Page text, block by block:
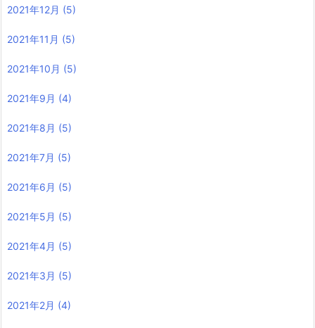
2021年12月 (5)
2021年11月 (5)
2021年10月 (5)
2021年9月 (4)
2021年8月 (5)
2021年7月 (5)
2021年6月 (5)
2021年5月 (5)
2021年4月 (5)
2021年3月 (5)
2021年2月 (4)